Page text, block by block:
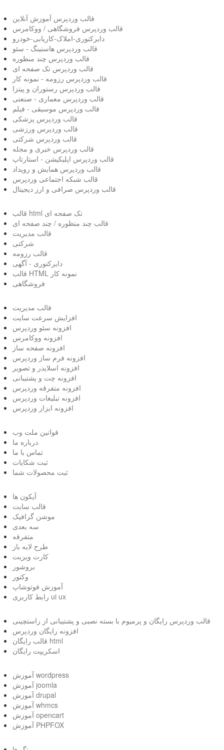
قالب وردپرس آموزش آنلاین
قالب وردپرس فروشگاهی / ووکامرس
دایرکتوری-املاک-کاریابی-خودرو
قالب وردپرس هاستینگ - سئو
قالب وردپرس چند منظوره
قالب وردپرس تک صفحه ای
قالب وردپرس رزومه - نمونه کار
قالب وردپرس رستوران و پیتزا
قالب وردپرس معماری - صنعتی
قالب وردپرس موسیقی - فیلم
قالب وردپرس پزشکی
قالب وردپرس ورزشی
قالب وردپرس شرکتی
قالب وردپرس خبری و مجله
قالب وردپرس اپلیکیشن - استارتاپ
قالب وردپرس همایش و رویداد
قالب شبکه اجتماعی وردپرس
قالب وردپرس صرافی و ارز دیجیتال
قالب html تک صفحه ای
قالب چند منظوره / چند صفحه ای
قالب مدیریت
شرکتی
قالب رزومه
دایرکتوری - آگهی
قالب HTML نمونه کار
فروشگاهی
قالب مدیریت
افزایش سرعت سایت
افزونه سئو وردپرس
افزونه ووکامرس
افزونه صفحه ساز
افزونه فرم ساز وردپرس
افزونه اسلایدر و تصویر
افزونه چت و پشتیبانی
افزونه متفرقه وردپرس
افزونه تبلیغات وردپرس
افزونه ابزار وردپرس
قوانین ملت وب
درباره ما
تماس با ما
ثبت شکایات
ثبت محصولات شما
آیکون ها
قالب سایت
موشن گرافیک
سه بعدی
متفرقه
طرح لایه باز
کارت ویزیت
بروشور
وکتور
آموزش فوتوشاپ
رابط کاربری ui ux
قالب وردپرس رایگان و پرمیوم با بسته نصبی و پشتیبانی از راستچینی
افزونه رایگان وردپرس
قالب رایگان html
اسکریپت رایگان
آموزش wordpress
آموزش joomla
آموزش drupal
آموزش whmcs
آموزش opencart
آموزش PHPFOX